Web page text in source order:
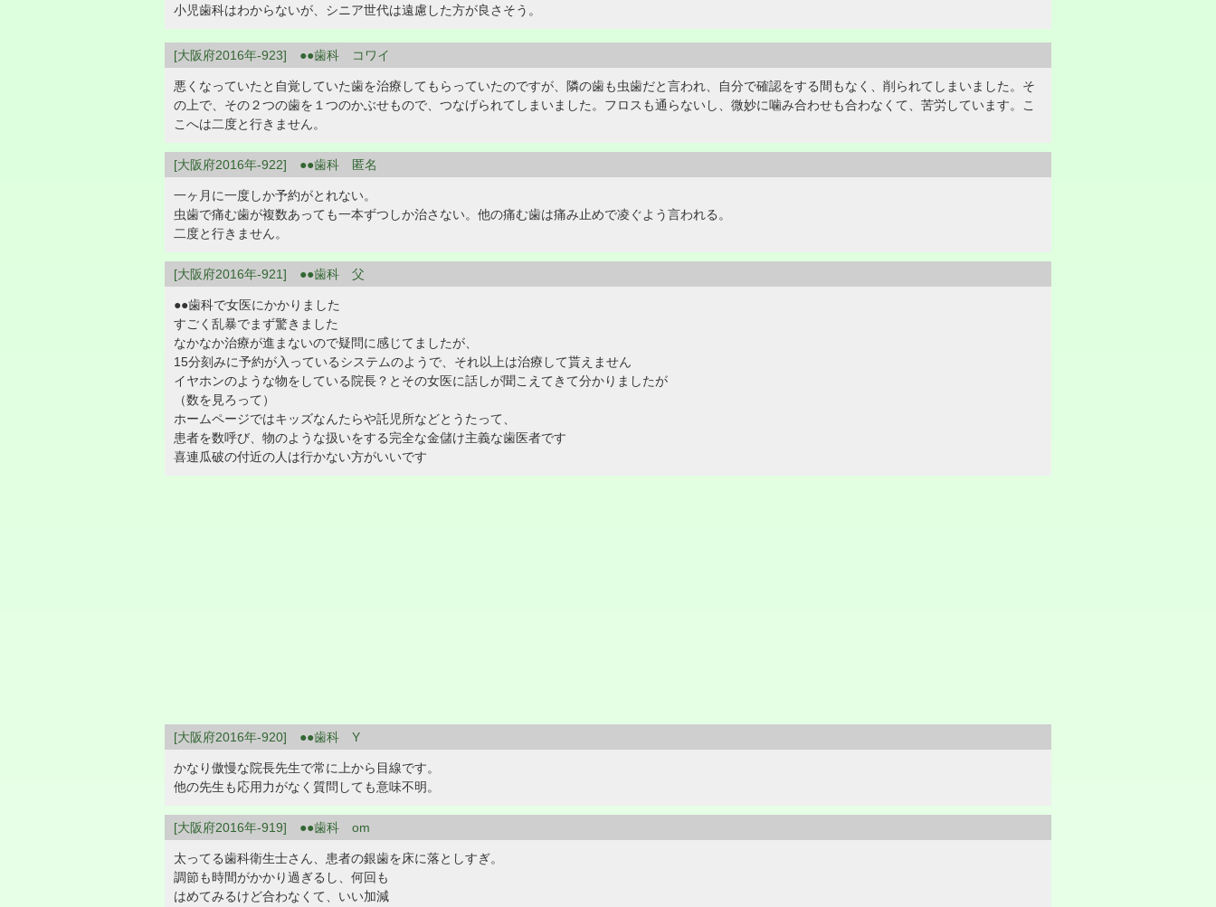
小児歯科はわからないが、シニア世代は遠慮した方が良さそう。
[大阪府2016年-923] ●●歯科 コワイ
悪くなっていたと自覚していた歯を治療してもらっていたのですが、隣の歯も虫歯だと言われ、自分で確認をする間もなく、削られてしまいました。そ
の上で、その２つの歯を１つのかぶせもので、つなげられてしまいました。フロスも通らないし、微妙に噛み合わせも合わなくて、苦労しています。こ
こへは二度と行きません。
[大阪府2016年-922] ●●歯科 匿名
一ヶ月に一度しか予約がとれない。
虫歯で痛む歯が複数あっても一本ずつしか治さない。他の痛む歯は痛み止めで凌ぐよう言われる。
二度と行きません。
[大阪府2016年-921] ●●歯科 父
●●歯科で女医にかかりました
すごく乱暴でまず驚きました
なかなか治療が進まないので疑問に感じてましたが、
15分刻みに予約が入っているシステムのようで、それ以上は治療して貰えません
イヤホンのような物をしている院長？とその女医に話しが聞こえてきて分かりましたが
（数を見ろって）
ホームページではキッズなんたらや託児所などとうたって、
患者を数呼び、物のような扱いをする完全な金儲け主義な歯医者です
喜連瓜破の付近の人は行かない方がいいです
[大阪府2016年-920] ●●歯科 Y
かなり傲慢な院長先生で常に上から目線です。
他の先生も応用力がなく質問しても意味不明。
[大阪府2016年-919] ●●歯科 om
太ってる歯科衛生士さん、患者の銀歯を床に落としすぎ。
調節も時間がかかり過ぎるし、何回も
はめてみるけど合わなくて、いい加減